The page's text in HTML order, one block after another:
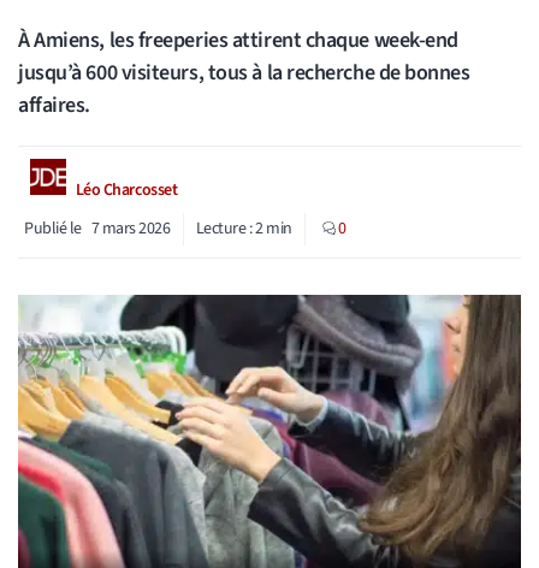
À Amiens, les freeperies attirent chaque week-end
jusqu’à 600 visiteurs, tous à la recherche de bonnes
affaires.
Léo Charcosset
Publié le 7 mars 2026 Lecture :2min 0